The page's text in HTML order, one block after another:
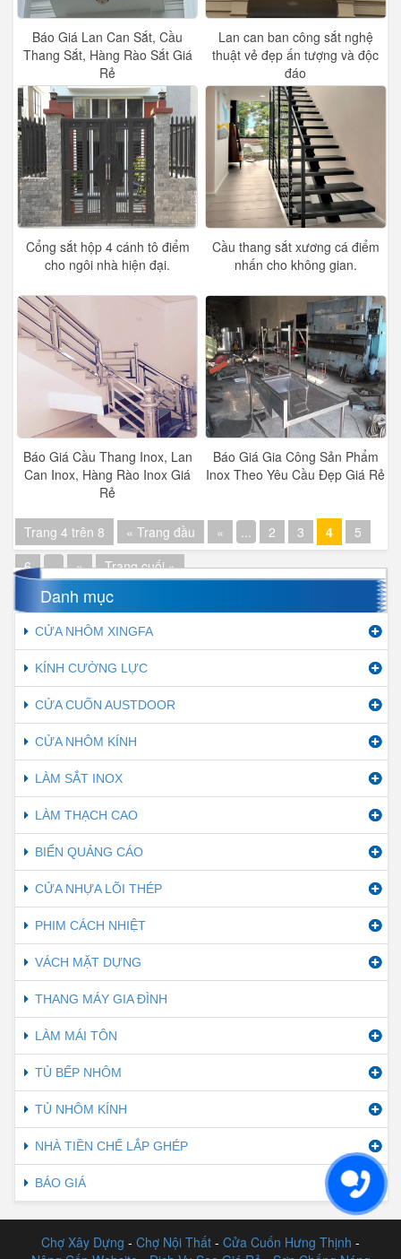
Báo Giá Lan Can Sắt, Cầu
Thang Sắt, Hàng Rào Sắt Giá
Rẻ
Lan can ban công sắt nghệ
thuật vẻ đẹp ấn tượng và độc
đáo
Cổng sắt hộp 4 cánh tô điểm
cho ngôi nhà hiện đại.
Cầu thang sắt xương cá điểm
nhấn cho không gian.
Báo Giá Cầu Thang Inox, Lan
Can Inox, Hàng Rào Inox Giá
Rẻ
Báo Giá Gia Công Sản Phẩm
Inox Theo Yêu Cầu Đẹp Giá Rẻ
Trang 4 trên 8 « Trang đầu « ... 2 3 4
5
6
... » Trang cuối »
Danh mục
CỬA NHÔM XINGFA
KÍNH CƯỜNG LỰC
CỬA CUỐN AUSTDOOR
CỬA NHÔM KÍNH
LÀM SẮT INOX
LÀM THẠCH CAO
BIỂN QUẢNG CÁO
CỬA NHỰA LÕI THÉP
PHIM CÁCH NHIỆT
VÁCH MẶT DỰNG
THANG MÁY GIA ĐÌNH
LÀM MÁI TÔN
TỦ BẾP NHÔM
TỦ NHÔM KÍNH
NHÀ TIỀN CHẾ LẮP GHÉP
BÁO GIÁ
Chợ Xây Dựng - Chợ Nội Thất - Cửa Cuốn Hưng Thịnh -